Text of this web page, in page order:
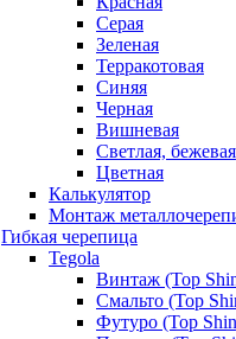
Серая
Зеленая
Терракотовая
Синяя
Черная
Вишневая
Светлая, бежевая
Цветная
Калькулятор
Монтаж
Гибкая черепица
Tegola
Винтаж (Top
Смальто (Top
Футуро (Top